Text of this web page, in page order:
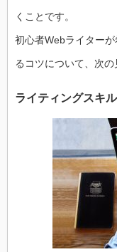
くことです。
初心者Webライター
るコツについて、次の
ライティングスキ